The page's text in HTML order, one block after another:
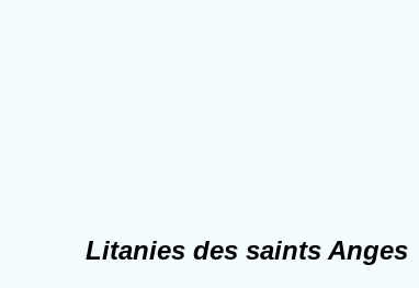
Litanies des saints Anges